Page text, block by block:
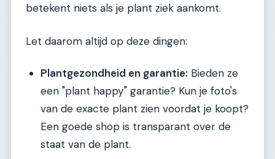
betekent niets als je plant ziek aankomt.
Let daarom altijd op deze dingen:
Plantgezondheid en garantie: Bieden ze
een "plant happy" garantie? Kun je foto's
van de exacte plant zien voordat je koopt?
Een goede shop is transparant over de
staat van de plant.